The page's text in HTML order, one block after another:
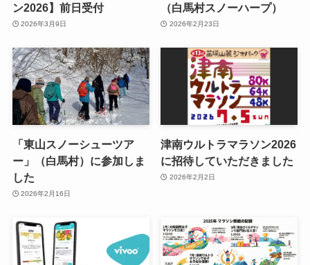
ン2026】前日受付
2026年3月9日
（白馬村スノーハープ）
2026年2月23日
「東山スノーシューツア
ー」（白馬村）に参加しま
した
2026年2月16日
津南ウルトラマラソン2026
に招待していただきました
2026年2月2日